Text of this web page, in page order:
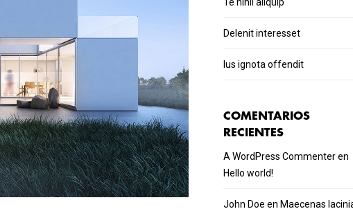
Delenit interesset
Ius ignota offendit
COMENTARIOS
RECIENTES
A WordPress Commenteren
Hello world!
John Doe en Maecenas